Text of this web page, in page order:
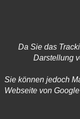
Da Sie das
Darstellung
Sie können jedoch
Webseite von